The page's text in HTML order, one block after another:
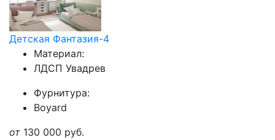
Детская Фантазия-4
Материал:
ЛДСП Увадрев
Фурнитура:
Boyard
от 130 000 руб.